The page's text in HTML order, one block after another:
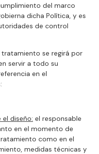
del marco
dicha Política, y es
de control
se regirá por
servir a todo su
en el
diseño: el responsable
en el momento de
como en el
medidas técnicas y